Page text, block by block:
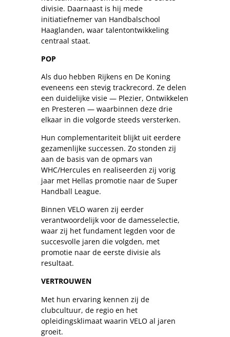
divisie. Daarnaast is hij mede
initiatiefnemer van Handbalschool
Haaglanden, waar talentontwikkeling
centraal staat.
POP
Als duo hebben Rijkens en De Koning
eveneens een stevig trackrecord. Ze delen
een duidelijke visie — Plezier, Ontwikkelen
en Presteren — waarbinnen deze drie
elkaar in die volgorde steeds versterken.
Hun complementariteit blijkt uit eerdere
gezamenlijke successen. Zo stonden zij
aan de basis van de opmars van
WHC/Hercules en realiseerden zij vorig
jaar met Hellas promotie naar de Super
Handball League.
Binnen VELO waren zij eerder
verantwoordelijk voor de damesselectie,
waar zij het fundament legden voor de
succesvolle jaren die volgden, met
promotie naar de eerste divisie als
resultaat.
VERTROUWEN
Met hun ervaring kennen zij de
clubcultuur, de regio en het
opleidingsklimaat waarin VELO al jaren
groeit.